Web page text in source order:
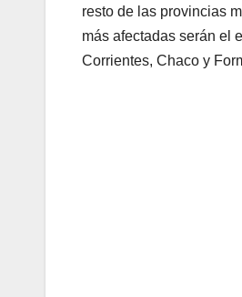
resto de las provincias
más afectadas serán el
Corrientes, Chaco y